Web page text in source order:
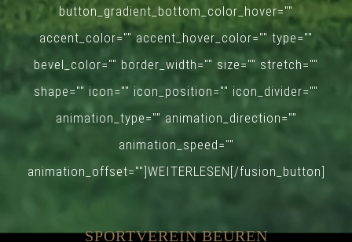
button_gradient_bottom_color_hover=""
accent_color="" accent_hover_color="" type=""
bevel_color="" border_width="" size="" stretch=""
shape="" icon="" icon_position="" icon_divider=""
animation_type="" animation_direction=""
animation_speed=""
animation_offset=""]WEITERLESEN[/fusion_button]
SPORTVEREIN BEUREN